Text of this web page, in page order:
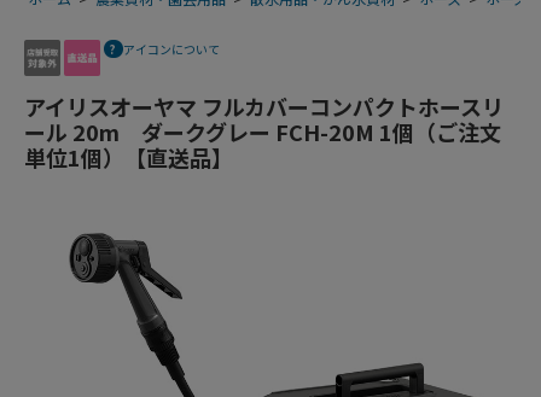
アイコンについて
アイリスオーヤマ フルカバーコンパクトホースリ
ール 20m ダークグレー FCH-20M 1個（ご注文
単位1個）【直送品】